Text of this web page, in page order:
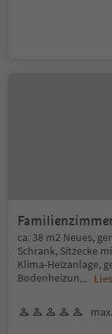
ca. 38 m2 Neues,
Schrank, Sitzecke
Klima-Heizanlage,
Bodenheizun...